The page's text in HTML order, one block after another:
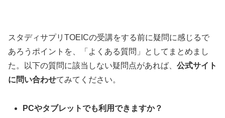
スタディサプリTOEICの受講をする前に疑問に感じるで
あろうポイントを、「よくある質問」としてまとめまし
た。以下の質問に該当しない疑問点があれば、 公式サイト
に問い合わせてみてください。
PCやタブレットでも利用できますか？